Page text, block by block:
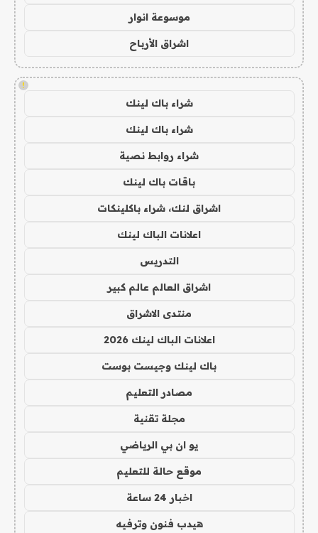
موسوعة انوار
اشراق الأرباح
!
شراء باك لينك
شراء باك لينك
شراء روابط نصية
باقات باك لينك
اشراق لنك، شراء باكلينكات
اعلانات الباك لينك
التدريس
اشراق العالم عالم كبير
منتدى الاشراق
اعلانات الباك لينك 2026
باك لينك وجيست بوست
مصادر التعليم
مجلة تقنية
يو ان بي الرياضي
موقع حالة للتعليم
اخبار 24 ساعة
هيدب فنون وترفيه